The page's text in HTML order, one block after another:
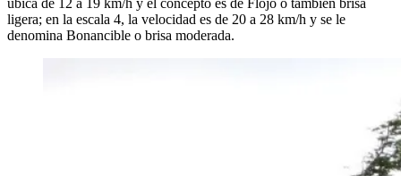
ligera; en la escala 4, la velocidad es de 20 a 28 km/h y se le
denomina Bonancible o brisa moderada.